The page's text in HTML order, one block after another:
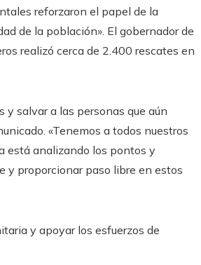
reforzaron el papel de la
de la población». El gobernador de
realizó cerca de 2.400 rescates en
y salvar a las personas que aún
«Tenemos a todos nuestros
está analizando los pontos y
y proporcionar paso libre en estos
y apoyar los esfuerzos de